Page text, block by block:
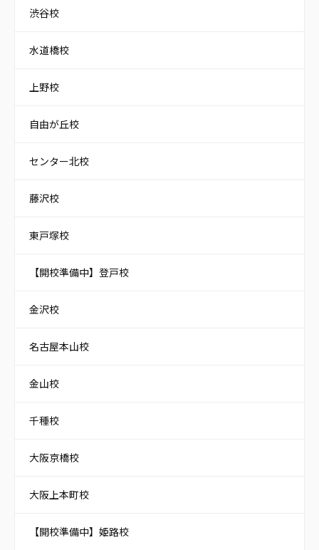
渋谷校
水道橋校
上野校
自由が丘校
センター北校
藤沢校
東戸塚校
【開校準備中】登戸校
金沢校
名古屋本山校
金山校
千種校
大阪京橋校
大阪上本町校
【開校準備中】姫路校